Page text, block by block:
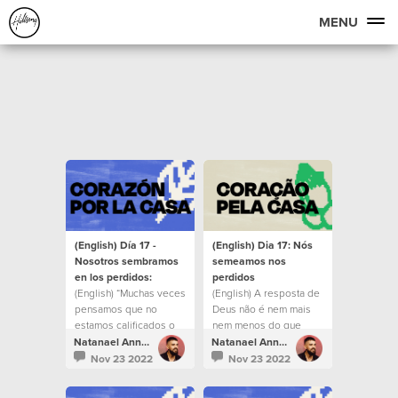
MENU
(English) Día 17 -
Nosotros sembramos
en los perdidos:
(English) “Muchas veces
pensamos que no
estamos calificados o
que no somos las
personas correctas,
que el que nos creó y
Natanael Annacondia
Nov 23 2022
(English) Dia 17: Nós
semeamos nos
perdidos
(English) A resposta de
Deus não é nem mais
nem menos do que
você mesmo. Natanael Annacondia
Nov 23 2022